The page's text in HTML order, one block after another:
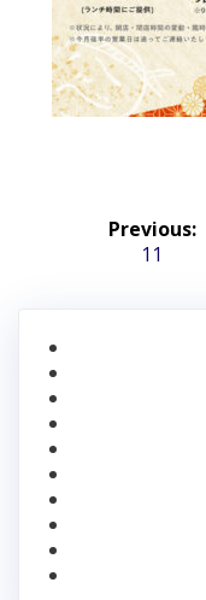
ビ
ゲ
ー
シ
ョ
ン
Previous:
Previous
11